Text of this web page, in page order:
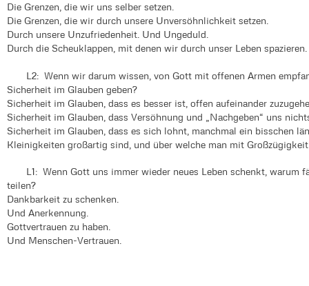
Die Grenzen, die wir uns selber setzen.
Die Grenzen, die wir durch unsere Unversöhnlichkeit setzen.
Durch unsere Unzufriedenheit. Und Ungeduld.
Durch die Scheuklappen, mit denen wir durch unser Leben spazieren.
L2: Wenn wir darum wissen, von Gott mit offenen Armen
Sicherheit im Glauben geben?
Sicherheit im Glauben, dass es besser ist, offen aufeinander
Sicherheit im Glauben, dass Versöhnung und „Nachgeben“ uns
Sicherheit im Glauben, dass es sich lohnt, manchmal ein bisschen
Kleinigkeiten großartig sind, und über welche man mit
L1: Wenn Gott uns immer wieder neues Leben schenkt, warum
teilen?
Dankbarkeit zu schenken.
Und Anerkennung.
Gottvertrauen zu haben.
Und Menschen-Vertrauen.